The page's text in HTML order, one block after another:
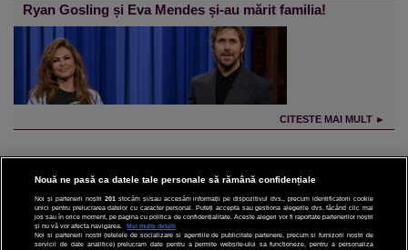
Ryan Gosling și Eva Mendes și-au mărit familia!
CITESTE MAI MULT ►
CINEMA
Nouă ne pasă ca datele tale personale să rămână confidențiale
Noi și partenerii noștri 201 stocăm și/sau accesăm informații pe dispozitivul dvs., precum identificatorii cookie
unici pentru prelucrarea datelor cu caracter personal. Puteți accepta sau gestiona alegerile dvs. făcând clic mai
jos sau în orice moment, pe pagina cu politica de confidențialitate. Aceste alegeri vor fi raportate partenerilor noștri
și nu vă vor afecta navigarea.
Mai multe detalii
Noi si partenerii nostri (retelele de socializare si agentiile de publicitate partenere, precum si furnizorii nostri de
servicii de date analitice) prelucram date pentru a permite website-ului sa functioneze, pentru a personaliza